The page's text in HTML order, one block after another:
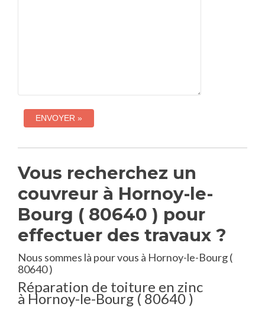
Vous recherchez un
couvreur à Hornoy-le-
Bourg ( 80640 ) pour
effectuer des travaux ?
Nous sommes là pour vous à Hornoy-le-Bourg (
80640 )
Réparation de toiture en zinc
à Hornoy-le-Bourg ( 80640 )